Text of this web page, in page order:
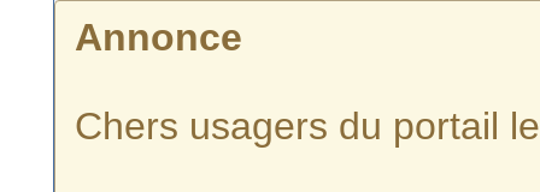
Annonce
Chers usagers du portail